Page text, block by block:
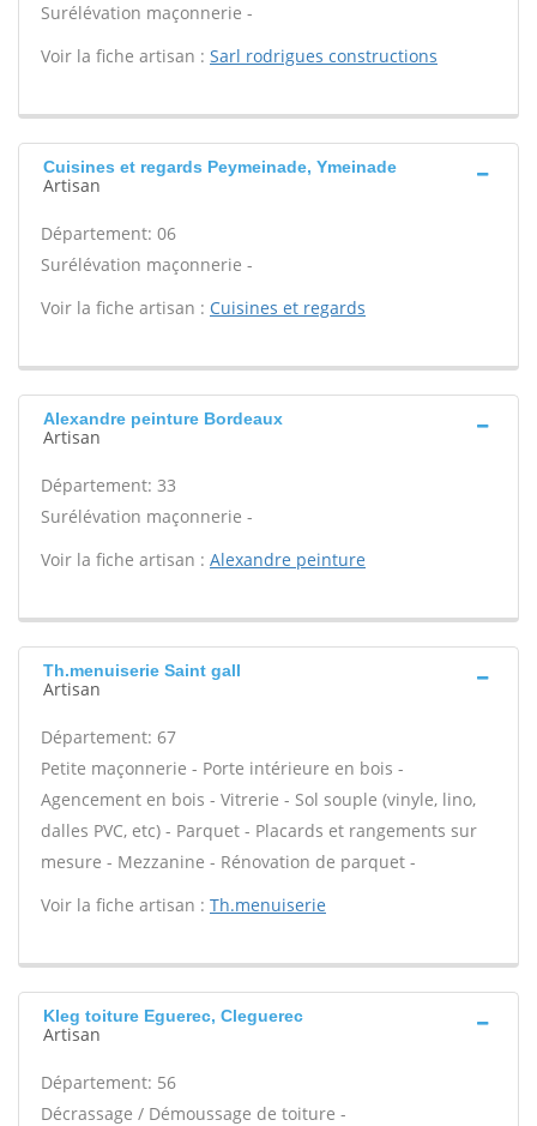
Surélévation maçonnerie -
Voir la fiche artisan : Sarl rodrigues constructions
Cuisines et regards Peymeinade, Ymeinade
Artisan
Département: 06
Surélévation maçonnerie -
Voir la fiche artisan : Cuisines et regards
Alexandre peinture Bordeaux
Artisan
Département: 33
Surélévation maçonnerie -
Voir la fiche artisan : Alexandre peinture
Th.menuiserie Saint gall
Artisan
Département: 67
Petite maçonnerie - Porte intérieure en bois -
Agencement en bois - Vitrerie - Sol souple (vinyle, lino,
dalles PVC, etc) - Parquet - Placards et rangements sur
mesure - Mezzanine - Rénovation de parquet -
Voir la fiche artisan : Th.menuiserie
Kleg toiture Eguerec, Cleguerec
Artisan
Département: 56
Décrassage / Démoussage de toiture -